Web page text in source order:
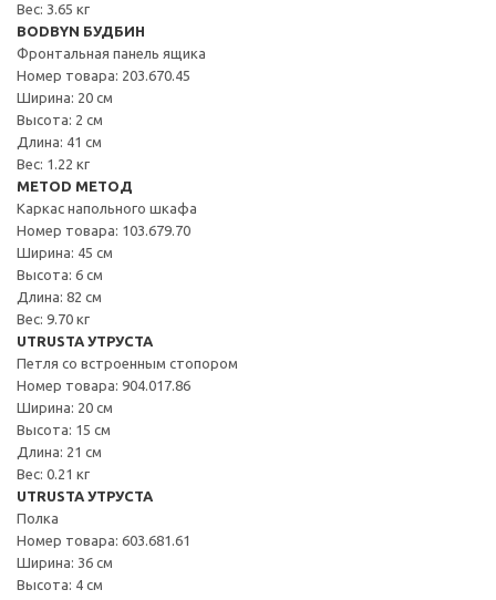
Вес: 3.65 кг
BODBYN БУДБИН
Фронтальная панель ящика
Номер товара: 203.670.45
Ширина: 20 см
Высота: 2 см
Длина: 41 см
Вес: 1.22 кг
METOD МЕТОД
Каркас напольного шкафа
Номер товара: 103.679.70
Ширина: 45 см
Высота: 6 см
Длина: 82 см
Вес: 9.70 кг
UTRUSTA УТРУСТА
Петля со встроенным стопором
Номер товара: 904.017.86
Ширина: 20 см
Высота: 15 см
Длина: 21 см
Вес: 0.21 кг
UTRUSTA УТРУСТА
Полка
Номер товара: 603.681.61
Ширина: 36 см
Высота: 4 см